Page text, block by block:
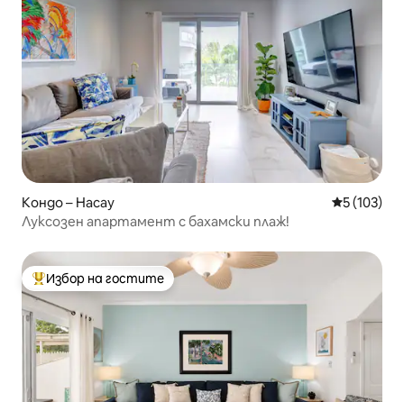
Кондо – Насау Средна
5 (103)
Луксозен апартамент с бахамски плаж!
Най-популярен избор на гостите
Избор на гостите